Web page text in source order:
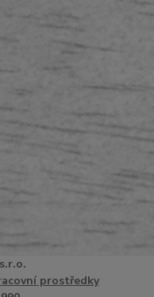
prostředky